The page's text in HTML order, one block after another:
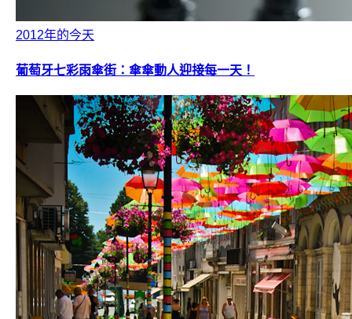
2012年的今天
葡萄牙七彩雨傘街：傘傘動人迎接每一天！